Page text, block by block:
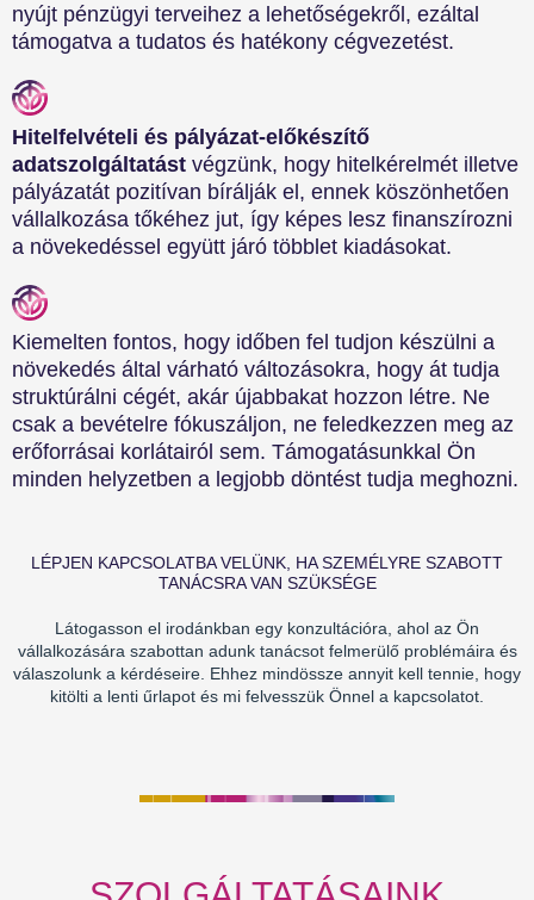
nyújt pénzügyi terveihez a lehetőségekről, ezáltal
támogatva a tudatos és hatékony cégvezetést.
Hitelfelvételi és pályázat-előkészítő
adatszolgáltatást végzünk, hogy hitelkérelmét illetve
pályázatát pozitívan bírálják el, ennek köszönhetően
vállalkozása tőkéhez jut, így képes lesz finanszírozni
a növekedéssel együtt járó többlet kiadásokat.
Kiemelten fontos, hogy időben fel tudjon készülni a
növekedés által várható változásokra, hogy át tudja
struktúrálni cégét, akár újabbakat hozzon létre. Ne
csak a bevételre fókuszáljon, ne feledkezzen meg az
erőforrásai korlátairól sem. Támogatásunkkal Ön
minden helyzetben a legjobb döntést tudja meghozni.
LÉPJEN KAPCSOLATBA VELÜNK, HA SZEMÉLYRE SZABOTT
TANÁCSRA VAN SZÜKSÉGE
Látogasson el irodánkban egy konzultációra, ahol az Ön
vállalkozására szabottan adunk tanácsot felmerülő problémáira és
válaszolunk a kérdéseire. Ehhez mindössze annyit kell tennie, hogy
kitölti a lenti űrlapot és mi felvesszük Önnel a kapcsolatot.